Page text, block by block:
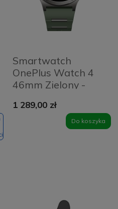
Smartwatch
OnePlus Watch 4
46mm Zielony -
1 289,00 zł
Do koszyka